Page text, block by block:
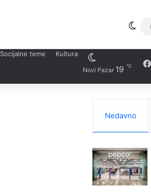
Socijalne teme Kultura
Novi Pazar 19 ℃
Nedavno